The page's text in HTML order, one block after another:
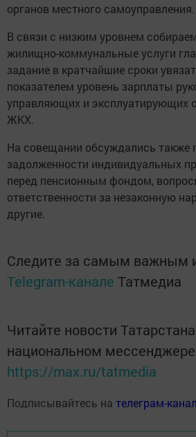
органов местного самоуправления.
В связи с низким уровнем
жилищно-коммунальные услуги
задание в кратчайшие сроки
показателем уровень зарплаты
управляющих и эксплуатирующих
ЖКХ.
На совещании обсуждались также
задолженности индивидуальных
перед пенсионным фондом,
ответственности за незаконную
другие.
Следите за самым важным
Telegram-канале Татмедиа
Читайте новости
национальном
https://max.ru/tatmedia
Подписывайтесь на телеграм-